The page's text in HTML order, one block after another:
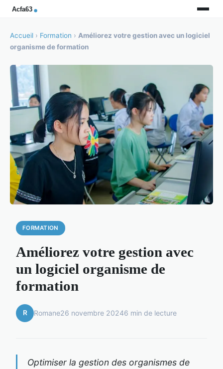
Accueil › Formation › Améliorez votre gestion avec un logiciel
organisme de formation
FORMATION
Améliorez votre gestion avec
un logiciel organisme de
formation
R Romane26 novembre 20246 min de lecture
Optimiser la gestion des organismes de